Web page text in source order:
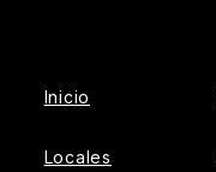
Inicio
Locales